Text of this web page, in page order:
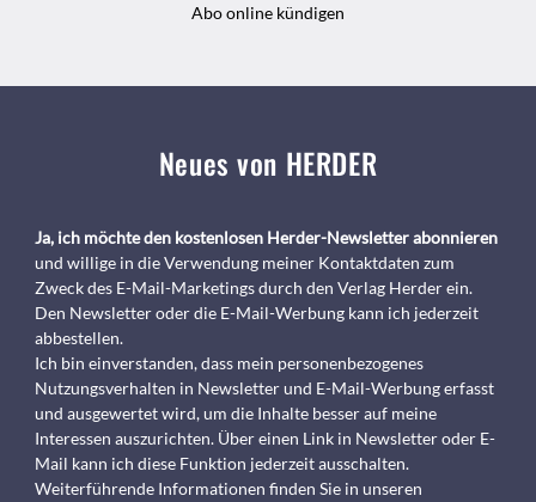
Abo online kündigen
Neues von HERDER
Ja, ich möchte den kostenlosen Herder-Newsletter abonnieren
und willige in die Verwendung meiner Kontaktdaten zum
Zweck des E-Mail-Marketings durch den Verlag Herder ein.
Den Newsletter oder die E-Mail-Werbung kann ich jederzeit
abbestellen.
Ich bin einverstanden, dass mein personenbezogenes
Nutzungsverhalten in Newsletter und E-Mail-Werbung erfasst
und ausgewertet wird, um die Inhalte besser auf meine
Interessen auszurichten. Über einen Link in Newsletter oder E-
Mail kann ich diese Funktion jederzeit ausschalten.
Weiterführende Informationen finden Sie in unseren